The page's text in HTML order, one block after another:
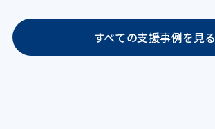
すべての支援事例を見る